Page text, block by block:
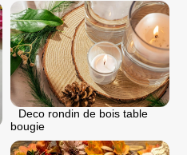
Deco rondin de bois table
bougie